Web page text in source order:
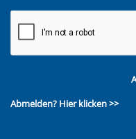
Abmelden? Hier klicken >>